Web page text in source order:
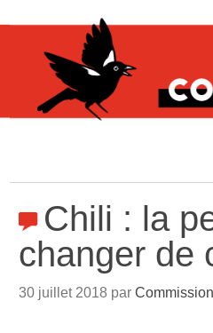
Chili : la
changer de
30 juillet 2018 par